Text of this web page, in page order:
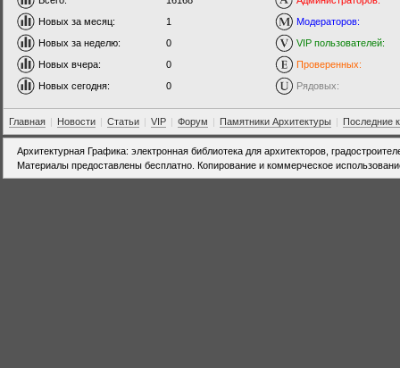
Новых за месяц:
1
Новых за неделю:
0
Новых вчера:
0
Новых сегодня:
0
Модераторов:
VIP пользователей:
Проверенных:
Рядовых:
Главная | Новости | Статьи | VIP | Форум | Памятники Архитектуры | Последние
Архитектурная Графика: электронная библиотека для архитекторов,
Материалы предоставлены бесплатно. Копирование и коммерческое